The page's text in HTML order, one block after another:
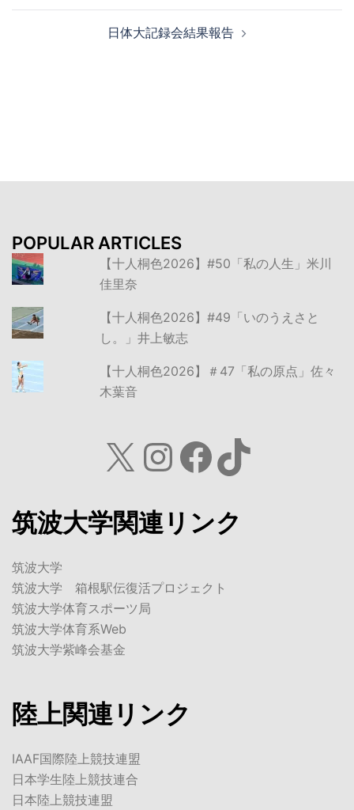
日体大記録会結果報告
POPULAR ARTICLES
【十人桐色2026】#50「私の人生」米川
佳里奈
【十人桐色2026】#49「いのうえさと
し。」井上敏志
【十人桐色2026】＃47「私の原点」佐々
木葉音
X Instagram
Facebook
TikTok
筑波大学関連リンク
筑波大学
筑波大学 箱根駅伝復活プロジェクト
筑波大学体育スポーツ局
筑波大学体育系Web
筑波大学紫峰会基金
陸上関連リンク
IAAF国際陸上競技連盟
日本学生陸上競技連合
日本陸上競技連盟